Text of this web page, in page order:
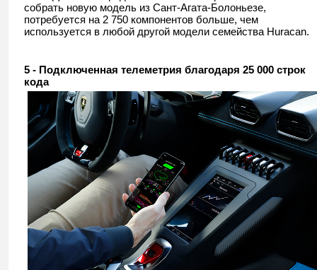
собрать новую модель из Сант-Агата-Болоньезе,
потребуется на 2 750 компонентов больше, чем
используется в любой другой модели семейства Huracan.
5 - Подключенная телеметрия благодаря 25 000 строк
кода